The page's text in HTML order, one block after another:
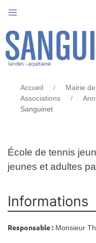
TENNIS CLUB
Accueil Mairie
Associations
Sanguinet
École de tennis
jeunes et adultes
Informations
Responsable : Monsieur